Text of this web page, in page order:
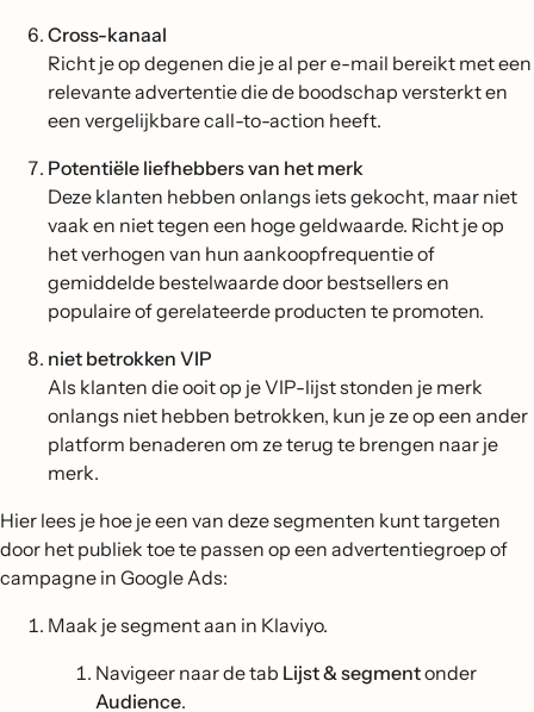
Cross-kanaal
Richt je op degenen die je al per e-mail bereikt met een
relevante advertentie die de boodschap versterkt en
een vergelijkbare call-to-action heeft.
Potentiële liefhebbers van het merk
Deze klanten hebben onlangs iets gekocht, maar niet
vaak en niet tegen een hoge geldwaarde. Richt je op
het verhogen van hun aankoopfrequentie of
gemiddelde bestelwaarde door bestsellers en
populaire of gerelateerde producten te promoten.
niet betrokken VIP
Als klanten die ooit op je VIP-lijst stonden je merk
onlangs niet hebben betrokken, kun je ze op een ander
platform benaderen om ze terug te brengen naar je
merk.
Hier lees je hoe je een van deze segmenten kunt targeten
door het publiek toe te passen op een advertentiegroep of
campagne in Google Ads:
Maak je segment aan in Klaviyo.
Navigeer naar de tab Lijst & segmentonder
Audience.